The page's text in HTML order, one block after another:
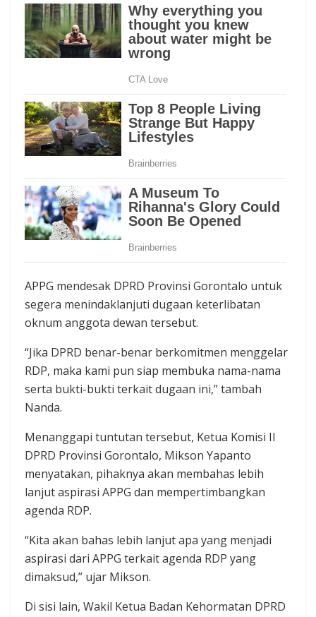
APPG mendesak DPRD Provinsi Gorontalo untuk
segera menindaklanjuti dugaan keterlibatan
oknum anggota dewan tersebut.
“Jika DPRD benar-benar berkomitmen menggelar
RDP, maka kami pun siap membuka nama-nama
serta bukti-bukti terkait dugaan ini,” tambah
Nanda.
Menanggapi tuntutan tersebut, Ketua Komisi II
DPRD Provinsi Gorontalo, Mikson Yapanto
menyatakan, pihaknya akan membahas lebih
lanjut aspirasi APPG dan mempertimbangkan
agenda RDP.
“Kita akan bahas lebih lanjut apa yang menjadi
aspirasi dari APPG terkait agenda RDP yang
dimaksud,” ujar Mikson.
Di sisi lain, Wakil Ketua Badan Kehormatan DPRD